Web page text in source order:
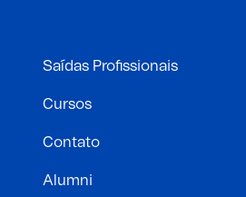
Saídas Profissionais
Cursos
Contato
Alumni